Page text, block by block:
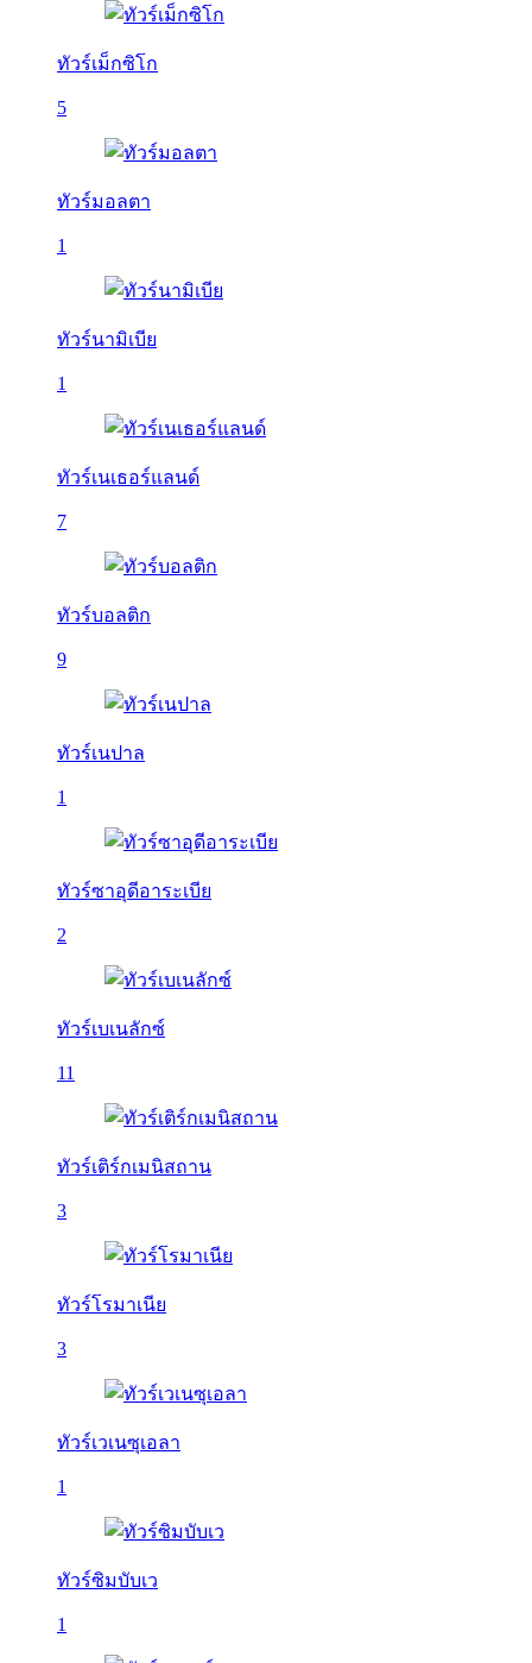
ทัวร์เม็กซิโก
5
ทัวร์มอลตา
1
ทัวร์นามิเบีย
1
ทัวร์เนเธอร์แลนด์
7
ทัวร์บอลติก
9
ทัวร์เนปาล
1
ทัวร์ซาอุดีอาระเบีย
2
ทัวร์เบเนลักซ์
11
ทัวร์เติร์กเมนิสถาน
3
ทัวร์โรมาเนีย
3
ทัวร์เวเนซุเอลา
1
ทัวร์ซิมบับเว
1